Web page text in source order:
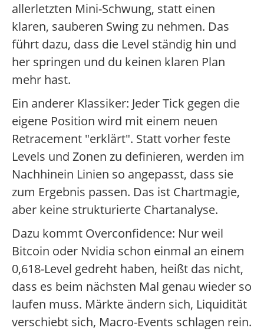
allerletzten Mini-Schwung, statt einen
klaren, sauberen Swing zu nehmen. Das
führt dazu, dass die Level ständig hin und
her springen und du keinen klaren Plan
mehr hast.
Ein anderer Klassiker: Jeder Tick gegen die
eigene Position wird mit einem neuen
Retracement "erklärt". Statt vorher feste
Levels und Zonen zu definieren, werden im
Nachhinein Linien so angepasst, dass sie
zum Ergebnis passen. Das ist Chartmagie,
aber keine strukturierte Chartanalyse.
Dazu kommt Overconfidence: Nur weil
Bitcoin oder Nvidia schon einmal an einem
0,618-Level gedreht haben, heißt das nicht,
dass es beim nächsten Mal genau wieder so
laufen muss. Märkte ändern sich, Liquidität
verschiebt sich, Macro-Events schlagen rein.